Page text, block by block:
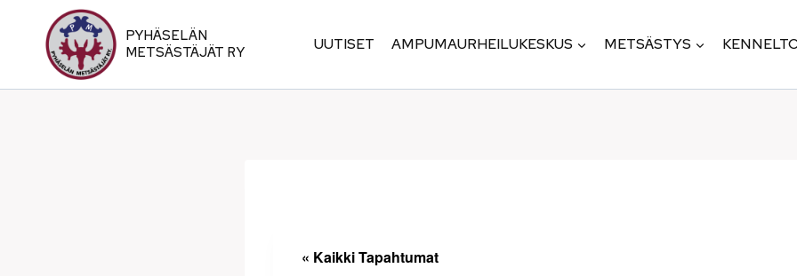
sisältöön
PYHÄSELÄN
METSÄSTÄJÄT RY
UUTISET AMPUMAURHEILUKESKUS METSÄSTYS
« Kaikki Tapahtumat